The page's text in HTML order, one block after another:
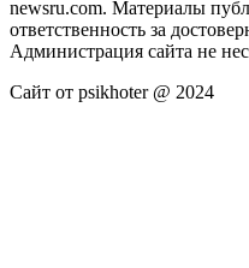
newsru.com. Материалы
ответственность за
Администрация сайта не
Сайт от psikhoter @ 2024